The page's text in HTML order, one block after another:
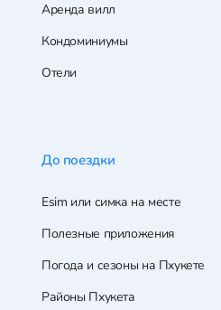
Аренда вилл
Кондоминиумы
Отели
До поездки
Esim или симка на месте
Полезные приложения
Погода и сезоны на Пхукете
Районы Пхукета